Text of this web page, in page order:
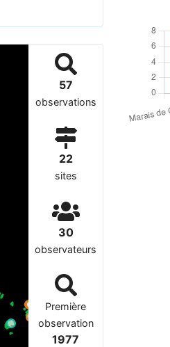
57
observations
22
sites
30
observateurs
Première
observation
1977